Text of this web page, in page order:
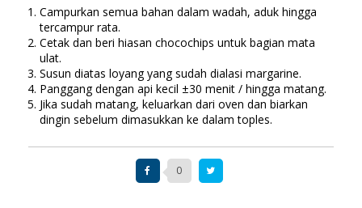
Campurkan semua bahan dalam wadah, aduk hingga
tercampur rata.
Cetak dan beri hiasan chocochips untuk bagian mata
ulat.
Susun diatas loyang yang sudah dialasi margarine.
Panggang dengan api kecil ±30 menit / hingga matang.
Jika sudah matang, keluarkan dari oven dan biarkan
dingin sebelum dimasukkan ke dalam toples.
0